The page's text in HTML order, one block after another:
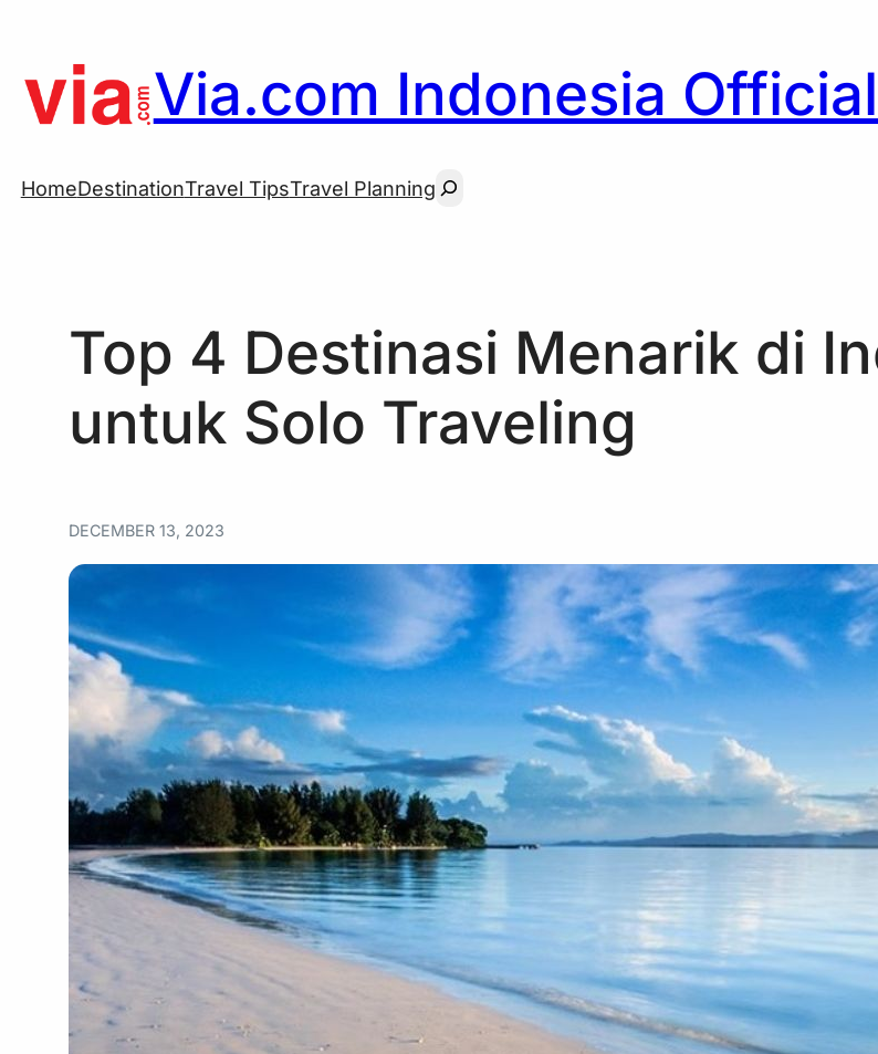
content
Via.com Indonesia
HomeDestinationTravel TipsTravel PlanningSearch
Top 4 Destinasi Menarik di
untuk Solo Traveling
DECEMBER 13, 2023